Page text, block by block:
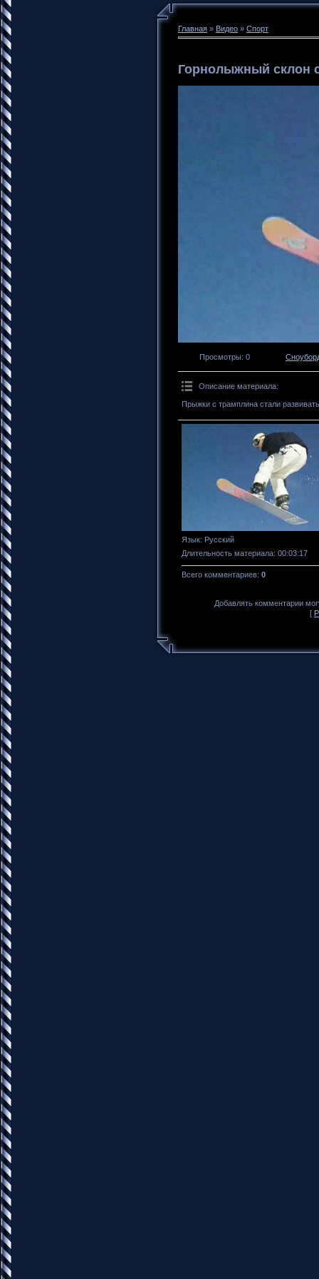
Главная » Видео » Спорт
Горнолыжный склон
Просмотры: 0
Описание материала:
Прыжки с трамплина стали
Язык: Русский
Длительность материала: 00:03:17
Всего комментариев: 0
Добавлять комментарии
[